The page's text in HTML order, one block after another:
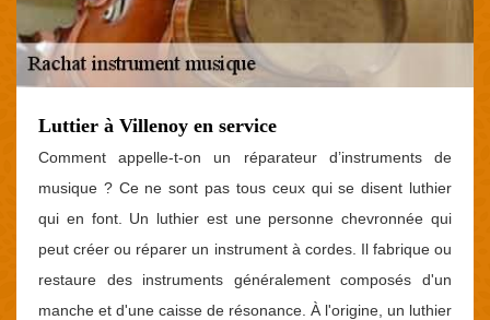
Luttier à Villenoy en service
Comment appelle-t-on un réparateur d’instruments de
musique ? Ce ne sont pas tous ceux qui se disent luthier
qui en font. Un luthier est une personne chevronnée qui
peut créer ou réparer un instrument à cordes. Il fabrique ou
restaure des instruments généralement composés d'un
manche et d'une caisse de résonance. À l'origine, un luthier